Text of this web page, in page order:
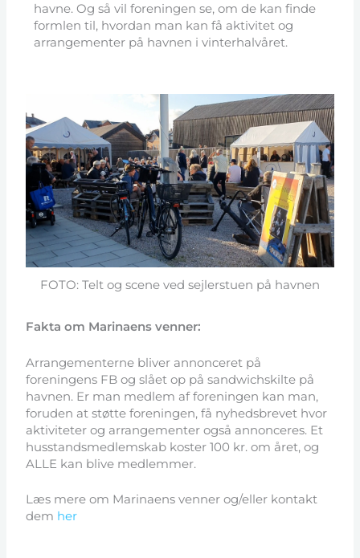
havne. Og så vil foreningen se, om de kan finde
formlen til, hvordan man kan få aktivitet og
arrangementer på havnen i vinterhalvåret.
FOTO: Telt og scene ved sejlerstuen på havnen
Fakta om Marinaens venner:
Arrangementerne bliver annonceret på
foreningens FB og slået op på sandwichskilte på
havnen. Er man medlem af foreningen kan man,
foruden at støtte foreningen, få nyhedsbrevet hvor
aktiviteter og arrangementer også annonceres. Et
husstandsmedlemskab koster 100 kr. om året, og
ALLE kan blive medlemmer.
Læs mere om Marinaens venner og/eller kontakt
dem her